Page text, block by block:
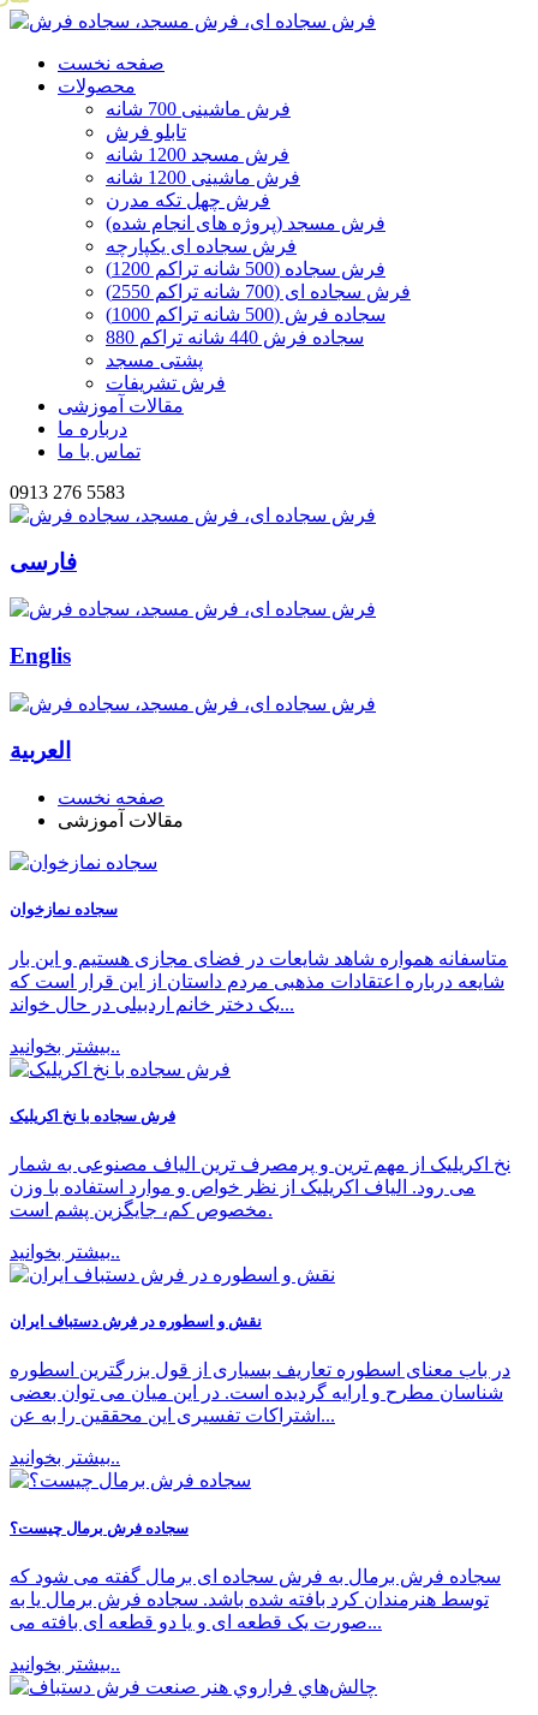
صفحه نخست
محصولات
فرش ماشینی 700 شانه
تابلو فرش
فرش مسجد 1200 شانه
فرش ماشینی 1200 شانه
فرش چهل تکه مدرن
فرش مسجد (پروژه های انجام شده)
فرش سجاده ای یکپارچه
فرش سجاده (500 شانه تراکم 1200)
فرش سجاده ای (700 شانه تراکم 2550)
سجاده فرش (500 شانه تراکم 1000)
سجاده فرش 440 شانه تراکم 880
پشتی مسجد
فرش تشریفات
مقالات آموزشی
درباره ما
تماس با ما
0913 276 5583
فارسی
Englis
العربیة
صفحه نخست
مقالات آموزشی
سجاده نمازخوان
متاسفانه همواره شاهد شایعات در فضای مجازی هستیم و این بار
شایعه درباره اعتقادات مذهبی مردم داستان از این قرار است که
یک دختر خانم اردبیلی در حال خواند...
بیشتر بخوانید..
فرش سجاده با نخ اکریلیک
نخ اکریلیک از مهم ترین و پرمصرف ترین الیاف مصنوعی به شمار
می رود. الیاف اکریلیک از نظر خواص و موارد استفاده با وزن
مخصوص کم، جایگزین پشم است.
بیشتر بخوانید..
نقش و اسطوره در فرش دستباف ايران
در باب معناى اسطوره تعاريف بسيارى از قول بزرگترين اسطوره
شناسان مطرح و ارايه گرديده است. در اين ميان مى توان بعضى
اشتراكات تفسيرى اين محققين را به عن...
بیشتر بخوانید..
سجاده فرش برمال چیست؟
سجاده فرش برمال به فرش سجاده ای برمال گفته می شود که
توسط هنرمندان کرد بافته شده باشد. سجاده فرش برمال یا به
صورت یک قطعه ای و یا دو قطعه ای بافته می...
بیشتر بخوانید..